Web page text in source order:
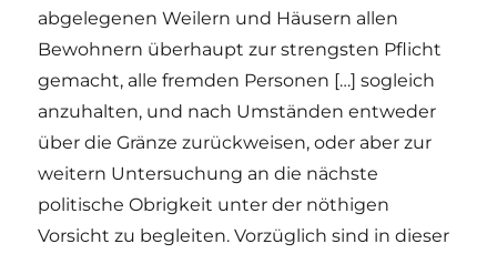
abgelegenen Weilern und Häusern allen
Bewohnern überhaupt zur strengsten Pflicht
gemacht, alle fremden Personen […] sogleich
anzuhalten, und nach Umständen entweder
über die Gränze zurückweisen, oder aber zur
weitern Untersuchung an die nächste
politische Obrigkeit unter der nöthigen
Vorsicht zu begleiten. Vorzüglich sind in dieser